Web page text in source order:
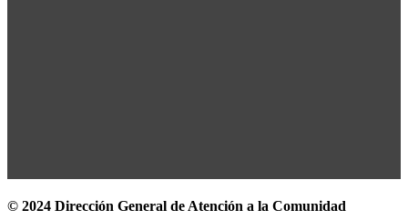
© 2024 Dirección General de Atención a la Comunidad